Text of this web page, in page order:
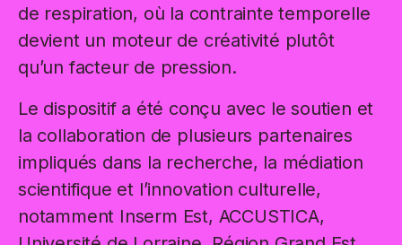
de respiration, où la contrainte temporelle
devient un moteur de créativité plutôt
qu’un facteur de pression.
Le dispositif a été conçu avec le soutien et
la collaboration de plusieurs partenaires
impliqués dans la recherche, la médiation
scientifique et l’innovation culturelle,
notamment Inserm Est, ACCUSTICA,